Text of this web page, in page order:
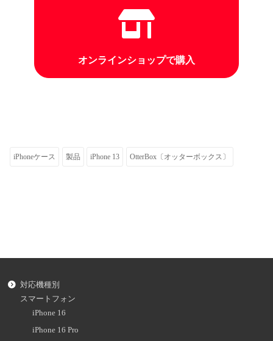
オンラインショップで購入
iPhoneケース 製品 iPhone 13 OtterBox〔オッターボックス〕
対応機種別
スマートフォン
iPhone 16
iPhone 16 Pro